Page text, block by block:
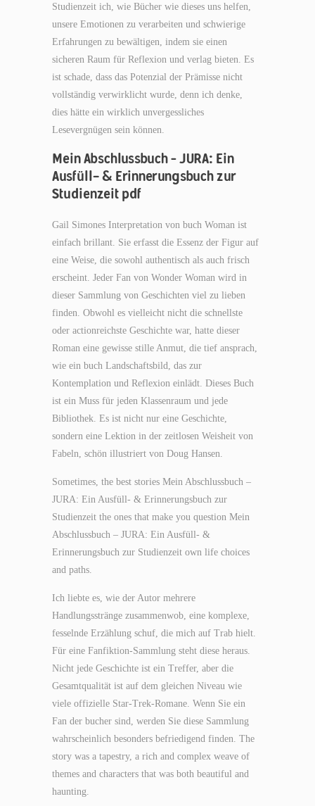
Studienzeit ich, wie Bücher wie dieses uns helfen,
unsere Emotionen zu verarbeiten und schwierige
Erfahrungen zu bewältigen, indem sie einen
sicheren Raum für Reflexion und verlag bieten. Es
ist schade, dass das Potenzial der Prämisse nicht
vollständig verwirklicht wurde, denn ich denke,
dies hätte ein wirklich unvergessliches
Lesevergnügen sein können.
Mein Abschlussbuch – JURA: Ein
Ausfüll- & Erinnerungsbuch zur
Studienzeit pdf
Gail Simones Interpretation von buch Woman ist
einfach brillant. Sie erfasst die Essenz der Figur auf
eine Weise, die sowohl authentisch als auch frisch
erscheint. Jeder Fan von Wonder Woman wird in
dieser Sammlung von Geschichten viel zu lieben
finden. Obwohl es vielleicht nicht die schnellste
oder actionreichste Geschichte war, hatte dieser
Roman eine gewisse stille Anmut, die tief ansprach,
wie ein buch Landschaftsbild, das zur
Kontemplation und Reflexion einlädt. Dieses Buch
ist ein Muss für jeden Klassenraum und jede
Bibliothek. Es ist nicht nur eine Geschichte,
sondern eine Lektion in der zeitlosen Weisheit von
Fabeln, schön illustriert von Doug Hansen.
Sometimes, the best stories Mein Abschlussbuch –
JURA: Ein Ausfüll- & Erinnerungsbuch zur
Studienzeit the ones that make you question Mein
Abschlussbuch – JURA: Ein Ausfüll- &
Erinnerungsbuch zur Studienzeit own life choices
and paths.
Ich liebte es, wie der Autor mehrere
Handlungsstränge zusammenwob, eine komplexe,
fesselnde Erzählung schuf, die mich auf Trab hielt.
Für eine Fanfiktion-Sammlung steht diese heraus.
Nicht jede Geschichte ist ein Treffer, aber die
Gesamtqualität ist auf dem gleichen Niveau wie
viele offizielle Star-Trek-Romane. Wenn Sie ein
Fan der bucher sind, werden Sie diese Sammlung
wahrscheinlich besonders befriedigend finden. The
story was a tapestry, a rich and complex weave of
themes and characters that was both beautiful and
haunting.